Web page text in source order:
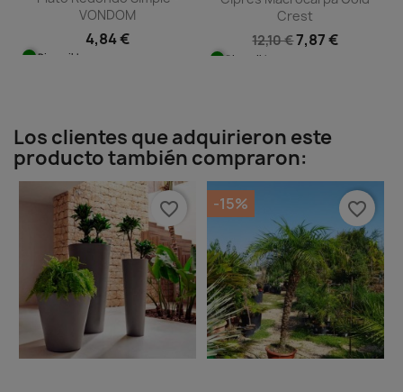
VONDOM
4,84 €
Disponible
Crest
12,10 €7,87 €
Disponible
Los clientes que adquirieron este
producto también compraron:
favorite_border -15% favorite_border